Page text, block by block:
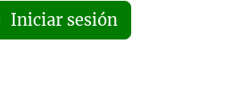
Iniciar sesión